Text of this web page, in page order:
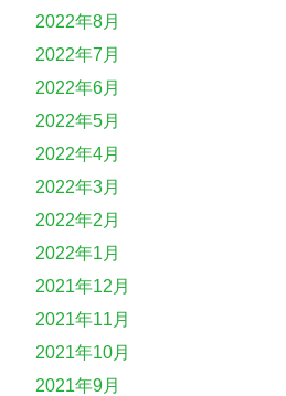
2022年8月
2022年7月
2022年6月
2022年5月
2022年4月
2022年3月
2022年2月
2022年1月
2021年12月
2021年11月
2021年10月
2021年9月